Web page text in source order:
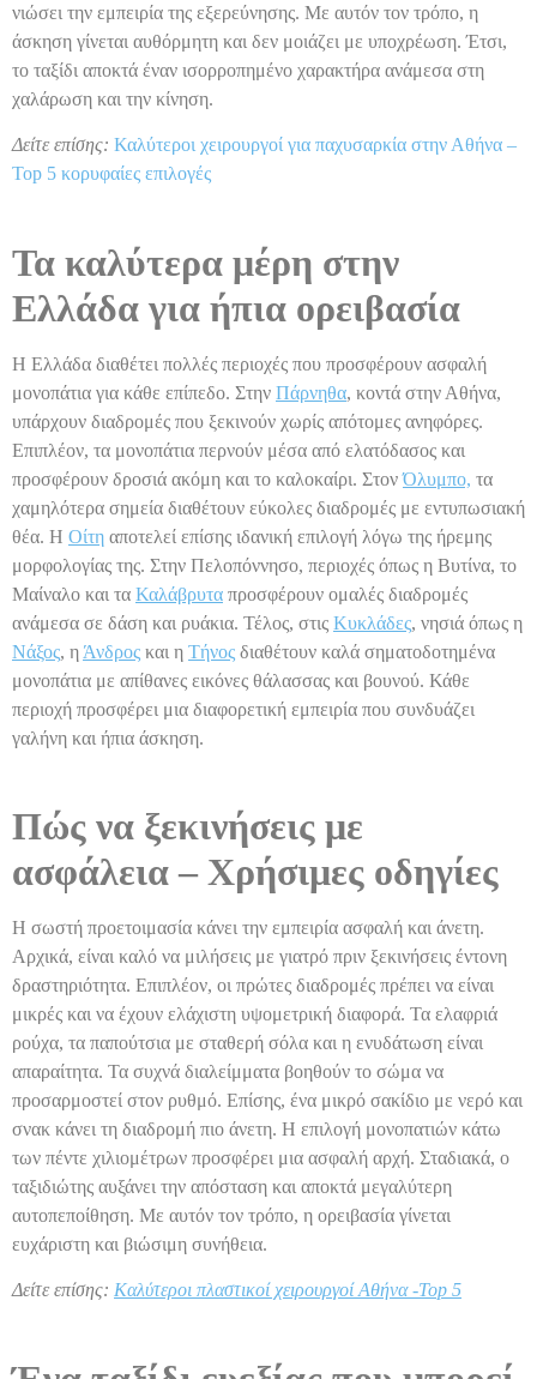
νιώσει την εμπειρία της εξερεύνησης. Με αυτόν τον τρόπο, η
άσκηση γίνεται αυθόρμητη και δεν μοιάζει με υποχρέωση. Έτσι,
το ταξίδι αποκτά έναν ισορροπημένο χαρακτήρα ανάμεσα στη
χαλάρωση και την κίνηση.
Δείτε επίσης: Καλύτεροι χειρουργοί για παχυσαρκία στην Αθήνα –
Top 5 κορυφαίες επιλογές
Τα καλύτερα μέρη στην
Ελλάδα για ήπια ορειβασία
Η Ελλάδα διαθέτει πολλές περιοχές που προσφέρουν ασφαλή
μονοπάτια για κάθε επίπεδο. Στην Πάρνηθα, κοντά στην Αθήνα,
υπάρχουν διαδρομές που ξεκινούν χωρίς απότομες ανηφόρες.
Επιπλέον, τα μονοπάτια περνούν μέσα από ελατόδασος και
προσφέρουν δροσιά ακόμη και το καλοκαίρι. ΣτονΌλυμπο, τα
χαμηλότερα σημεία διαθέτουν εύκολες διαδρομές με εντυπωσιακή
θέα. Η Οίτη αποτελεί επίσης ιδανική επιλογή λόγω της ήρεμης
μορφολογίας της. Στην Πελοπόννησο, περιοχές όπως η Βυτίνα, το
Μαίναλο και τα Καλάβρυτα προσφέρουν ομαλές διαδρομές
ανάμεσα σε δάση και ρυάκια. Τέλος, στις Κυκλάδες, νησιά όπως η
Νάξος, η Άνδρος και η Τήνος διαθέτουν καλά σηματοδοτημένα
μονοπάτια με απίθανες εικόνες θάλασσας και βουνού. Κάθε
περιοχή προσφέρει μια διαφορετική εμπειρία που συνδυάζει
γαλήνη και ήπια άσκηση.
Πώς να ξεκινήσεις με
ασφάλεια – Χρήσιμες οδηγίες
Η σωστή προετοιμασία κάνει την εμπειρία ασφαλή και άνετη.
Αρχικά, είναι καλό να μιλήσεις με γιατρό πριν ξεκινήσεις έντονη
δραστηριότητα. Επιπλέον, οι πρώτες διαδρομές πρέπει να είναι
μικρές και να έχουν ελάχιστη υψομετρική διαφορά. Τα ελαφριά
ρούχα, τα παπούτσια με σταθερή σόλα και η ενυδάτωση είναι
απαραίτητα. Τα συχνά διαλείμματα βοηθούν το σώμα να
προσαρμοστεί στον ρυθμό. Επίσης, ένα μικρό σακίδιο με νερό και
σνακ κάνει τη διαδρομή πιο άνετη. Η επιλογή μονοπατιών κάτω
των πέντε χιλιομέτρων προσφέρει μια ασφαλή αρχή. Σταδιακά, ο
ταξιδιώτης αυξάνει την απόσταση και αποκτά μεγαλύτερη
αυτοπεποίθηση. Με αυτόν τον τρόπο, η ορειβασία γίνεται
ευχάριστη και βιώσιμη συνήθεια.
Δείτε επίσης: Καλύτεροι πλαστικοί χειρουργοί Αθήνα -Top 5